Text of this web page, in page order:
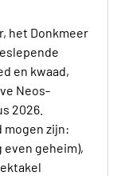
het Donkmeer
en kwaad,
Neos-
2026.
mogen zijn:
geheim),